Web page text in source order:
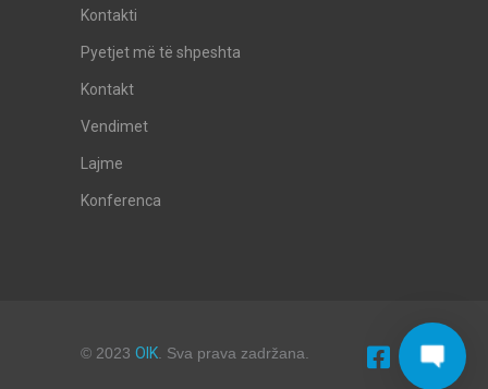
Kontakti
Pyetjet më të shpeshta
Kontakt
Vendimet
Lajme
Konferenca
© 2023 OIK . Sva prava zadržana.